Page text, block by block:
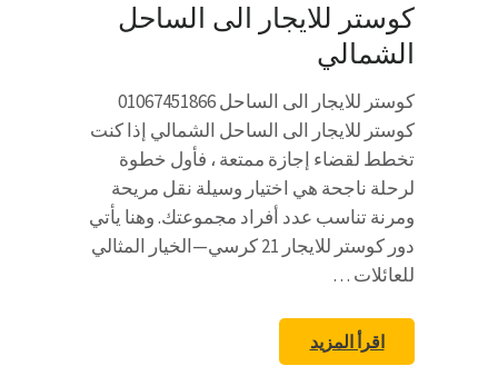
كوستر للايجار الى الساحل
الشمالي
كوستر للايجار الى الساحل 01067451866
كوستر للايجار الى الساحل الشمالي إذا كنت
تخطط لقضاء إجازة ممتعة ، فأول خطوة
لرحلة ناجحة هي اختيار وسيلة نقل مريحة
ومرنة تناسب عدد أفراد مجموعتك. وهنا يأتي
دور كوستر للايجار 21 كرسي—الخيار المثالي
للعائلات …
اقرأ المزيد